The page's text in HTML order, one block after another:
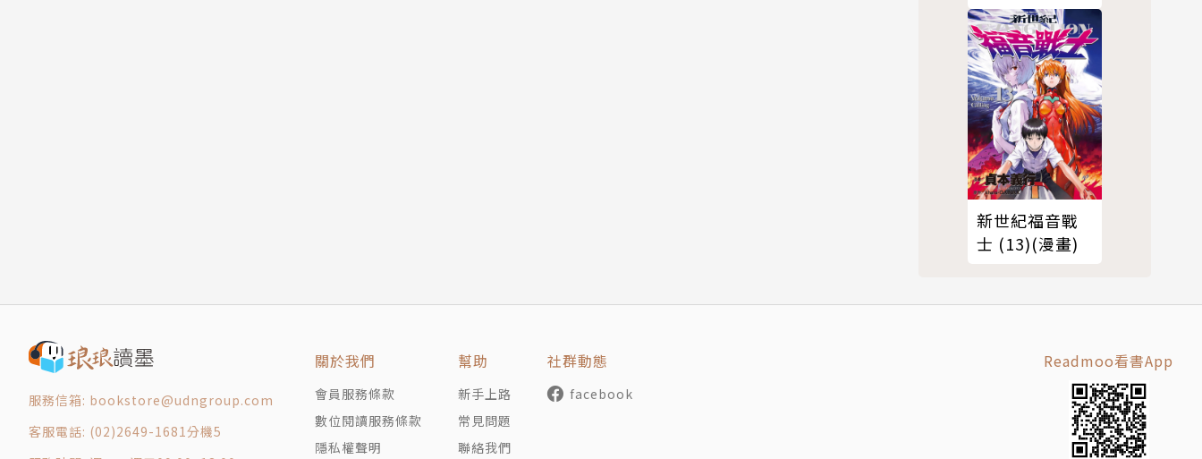
新世紀福音戰
士 (13)(漫畫)
服務信箱: bookstore@udngroup.com
客服電話: (02)2649-1681分機5
關於我們
會員服務條款
數位閱讀服務條款
隱私權聲明
幫助
新手上路
常見問題
聯絡我們
社群動態
facebook
Readmoo看書App